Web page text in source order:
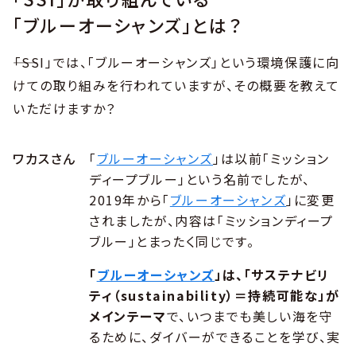
「ブルーオーシャンズ」とは？
――「SSI」では、「ブルーオーシャンズ」という環境保護に向
けての取り組みを行われていますが、その概要を教えて
いただけますか？
ワカスさん 「ブルーオーシャンズ 」は以前「ミッション
ディープブルー」という名前でしたが、
2019年から「ブルーオーシャンズ 」に変更
されましたが、内容は「ミッションディープ
ブルー」とまったく同じです。
「ブルーオーシャンズ 」は、「サステナビリ
ティ（sustainability）＝持続可能な」が
メインテーマで、いつまでも美しい海を守
るために、ダイバーができることを学び、実